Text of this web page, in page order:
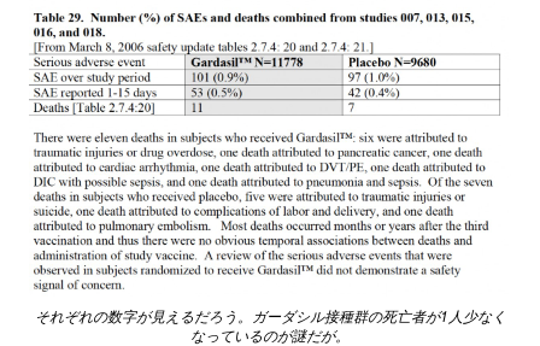
それぞれの数字が見えるだろう。ガーダシル接種群の死亡者が1人少なく
なっているのが謎だが。